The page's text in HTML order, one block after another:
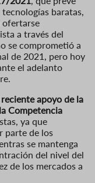
baratas,
ofertarse
a través del
se comprometió a
de 2021, pero hoy
el adelanto
apoyo de la
Competencia
ya que
parte de los
se mantenga
del nivel del
de los mercados a